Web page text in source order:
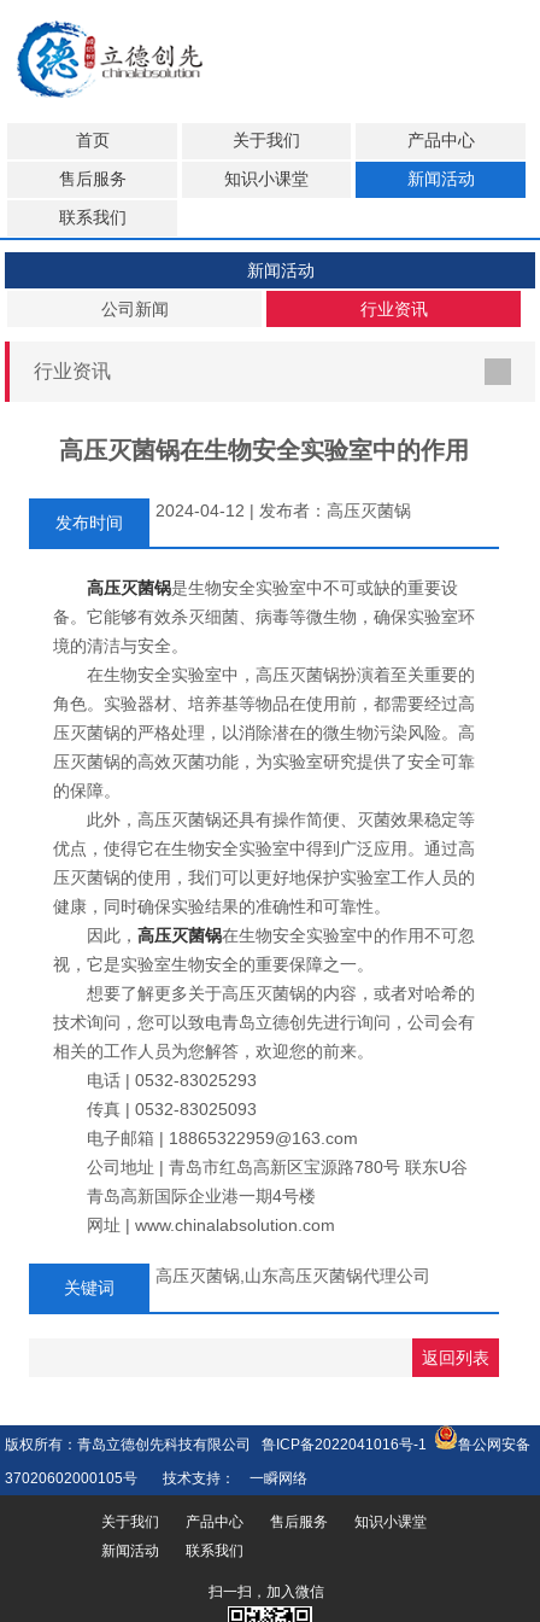
首页 关于我们 产品中心
售后服务 知识小课堂 新闻活动
联系我们
新闻活动
公司新闻
行业资讯
行业资讯
高压灭菌锅在生物安全实验室中的作用
发布时间
2024-04-12 | 发布者：高压灭菌锅
高压灭菌锅是生物安全实验室中不可或缺的重要设
备。它能够有效杀灭细菌、病毒等微生物，确保实验室环
境的清洁与安全。
在生物安全实验室中，高压灭菌锅扮演着至关重要的
角色。实验器材、培养基等物品在使用前，都需要经过高
压灭菌锅的严格处理，以消除潜在的微生物污染风险。高
压灭菌锅的高效灭菌功能，为实验室研究提供了安全可靠
的保障。
此外，高压灭菌锅还具有操作简便、灭菌效果稳定等
优点，使得它在生物安全实验室中得到广泛应用。通过高
压灭菌锅的使用，我们可以更好地保护实验室工作人员的
健康，同时确保实验结果的准确性和可靠性。
因此，高压灭菌锅在生物安全实验室中的作用不可忽
视，它是实验室生物安全的重要保障之一。
想要了解更多关于高压灭菌锅的内容，或者对哈希的
技术询问，您可以致电青岛立德创先进行询问，公司会有
相关的工作人员为您解答，欢迎您的前来。
电话 | 0532-83025293
传真 | 0532-83025093
电子邮箱 | 18865322959@163.com
公司地址 | 青岛市红岛高新区宝源路780号 联东U谷
青岛高新国际企业港一期4号楼
网址 | www.chinalabsolution.com
关键词
高压灭菌锅,山东高压灭菌锅代理公司
返回列表
版权所有：青岛立德创先科技有限公司鲁ICP备2022041016号-1
鲁公网安备
37020602000105号 技术支持： 一瞬网络
关于我们 产品中心 售后服务
知识小课堂
新闻活动
联系我们
扫一扫，加入微信